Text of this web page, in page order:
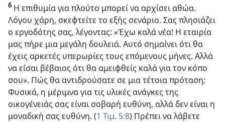
6 Η επιθυμία για πλούτο μπορεί να αρχίσει αθώα.
Λόγου χάρη, σκεφτείτε το εξής σενάριο. Σας πλησιάζει
ο εργοδότης σας, λέγοντας: «Έχω καλά νέα! Η εταιρία
μας πήρε μια μεγάλη δουλειά. Αυτό σημαίνει ότι θα
έχεις αρκετές υπερωρίες τους επόμενους μήνες. Αλλά
να είσαι βέβαιος ότι θα αμειφθείς καλά για τον κόπο
σου». Πώς θα αντιδρούσατε σε μια τέτοια πρόταση;
Φυσικά, η μέριμνα για τις υλικές ανάγκες της
οικογένειάς σας είναι σοβαρή ευθύνη, αλλά δεν είναι η
μοναδική σας ευθύνη. (1 Τιμ. 5:8) Πρέπει να λάβετε